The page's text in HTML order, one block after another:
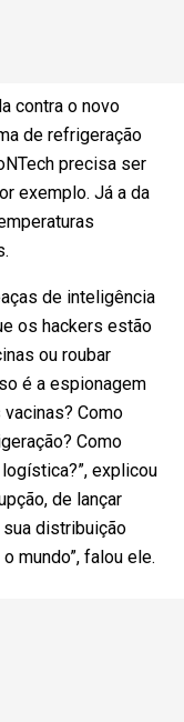
contra o novo
de refrigeração
precisa ser
exemplo. Já a da
de inteligência
os hackers estão
ou roubar
é a espionagem
Como
Como
explicou
de lançar
sua distribuição
mundo”, falou ele.